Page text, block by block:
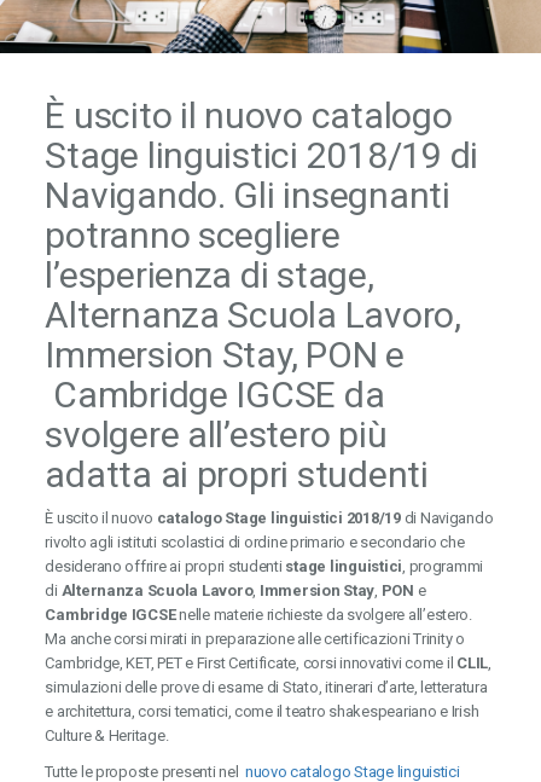
È uscito il nuovo catalogo
Stage linguistici 2018/19 di
Navigando. Gli insegnanti
potranno scegliere
l’esperienza di stage,
Alternanza Scuola Lavoro,
Immersion Stay, PON e
Cambridge IGCSE da
svolgere all’estero più
adatta ai propri studenti
È uscito il nuovo catalogo Stage linguistici 2018/19di Navigando
rivolto agli istituti scolastici di ordine primario e secondario che
desiderano offrire ai propri studenti stage linguistici , programmi
di Alternanza Scuola Lavoro, Immersion Stay PON e
Cambridge IGCSEnelle materie richieste da svolgere all’estero.
Ma anche corsi mirati in preparazione alle certificazioni Trinity o
Cambridge, KET, PET e First Certificate, corsi innovativi come il CLIL
simulazioni delle prove di esame di Stato, itinerari d’arte, letteratura
e architettura, corsi tematici, come il teatro shakespeariano e Irish
Culture & Heritage.
Tutte le proposte presenti nelnuovo catalogo Stage linguistici